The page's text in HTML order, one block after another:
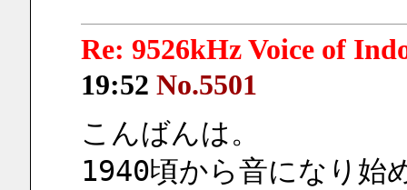
Re: 9526kHz Voice of
19:52 No.5501
こんばんは。
1940頃から音になり始